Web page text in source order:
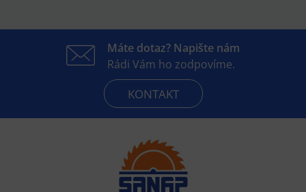
Máte dotaz? Napište nám
Rádi Vám ho zodpovíme.
KONTAKT